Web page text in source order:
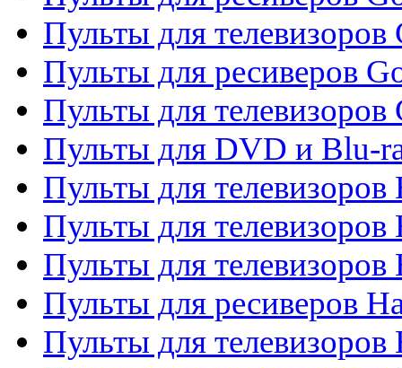
Пульты для телевизоров
Пульты для ресиверов
Пульты для телевизоров
Пульты для DVD и Blu-
Пульты для телевизоров
Пульты для телевизоров
Пульты для
Пульты для ресиверов
Пульты для телевизоров